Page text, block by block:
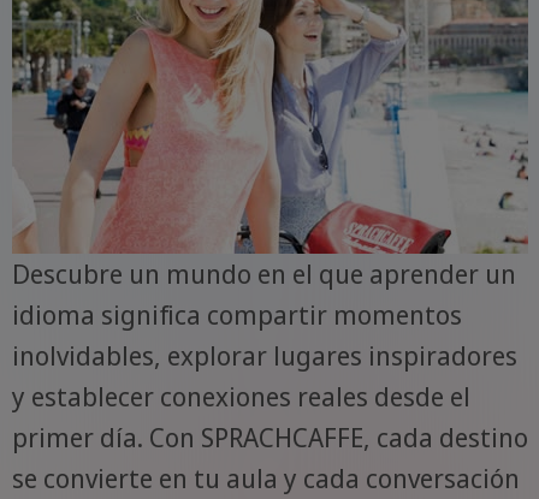
Descubre un mundo en el que aprender un
idioma significa compartir momentos
inolvidables, explorar lugares inspiradores
y establecer conexiones reales desde el
primer día. Con SPRACHCAFFE, cada destino
se convierte en tu aula y cada conversación